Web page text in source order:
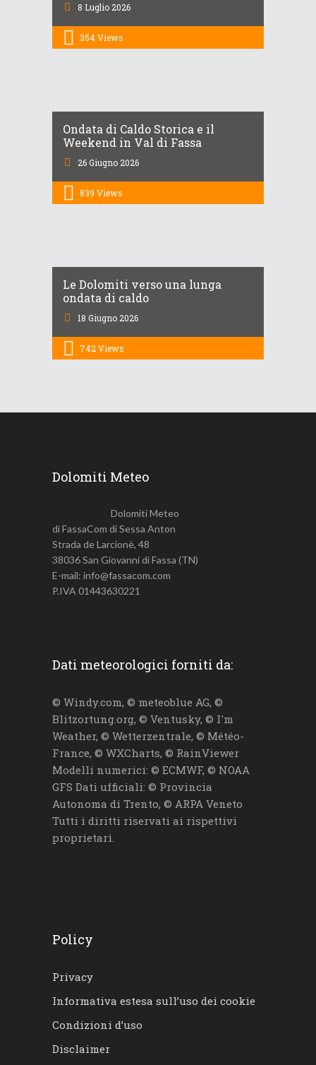
8 Luglio 2026
354Views
Ondata di Caldo Storica e il
Weekend in Val di Fassa
26 Giugno 2026
839 Views
Le Dolomiti verso una lunga
ondata di caldo
18 Giugno 2026
742Views
Dolomiti Meteo
Dolomiti Meteo
di FassaCom di Sessa Anton
Strada de Larcionè, 48
38036 San Giovanni di Fassa (TN)
E-mail: info@fassacom.com
P.IVA 01443630221
Dati meteorologici forniti da:
© Windy.com, © meteoblue AG, ©
Blitzortung.org, © Ventusky, © I'm
Weather, © Wetterzentrale, © Météo-
France, © WXCharts, © RainViewer
Modelli numerici: © ECMWF, © NOAA
GFS Dati ufficiali: © Provincia
Autonoma di Trento, © ARPA Veneto
Tutti i diritti riservati ai rispettivi
proprietari.
Policy
Privacy
Informativa estesa sull’uso dei cookie
Condizioni d’uso
Disclaimer